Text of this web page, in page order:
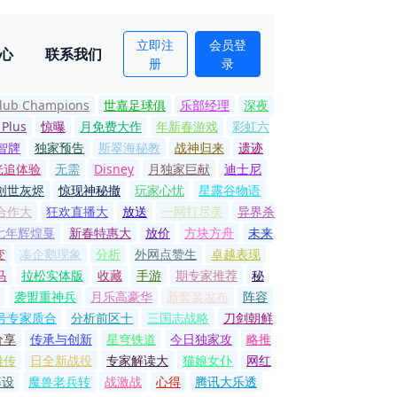
联系我们
立即注
册
会员登
录
Champions 世嘉足球俱 乐部经理
深夜
惊曝 月免费大作 年新春游戏
彩虹六
牌 独家预告 斯翠海秘教 战神归来
遗迹
追体验 无需 Disney 月独家巨献
迪士尼
世灰烬 惊现神秘撤 玩家心忧
星露谷物语
作大 狂欢直播大 放送 一网打尽美
异界杀
年辉煌戛 新春特惠大 放价 方块方舟
未来
凑企鹅现象 分析 外网点赞生
卓越表现
拉松实体版 收藏 手游 期专家推荐
秘
袭盟重神兵 月乐高豪华 新套装发布
阵容
专家质合 分析前区十 三国志战略
刀剑朝鲜
享 传承与创新 星穹铁道 今日独家攻
略推
传 日全新战役 专家解读大 猫娘女仆
网红
魔兽老兵转 战激战 心得
腾讯大乐透